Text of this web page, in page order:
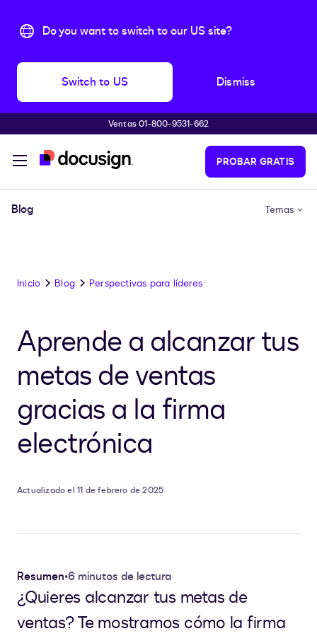
Do you want to switch to our US site?
Switch to US Dismiss
Accede al contenido principalVentas 01-800-9531-662
PROBAR GRATIS
Blog Temas
Inicio Blog Perspectivas para líderes
Aprende a alcanzar tus
metas de ventas
gracias a la firma
electrónica
Actualizado el 11 de febrero de 2025
Resumen•6 minutos de lectura
¿Quieres alcanzar tus metas de
ventas? Te mostramos cómo la firma